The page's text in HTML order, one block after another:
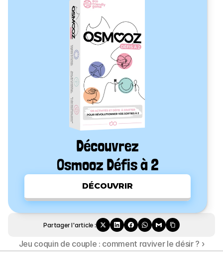
Découvrez
Osmooz Défis à 2
DÉCOUVRIR
Partager l'article :
Jeu coquin de couple : comment raviver le désir ? ›